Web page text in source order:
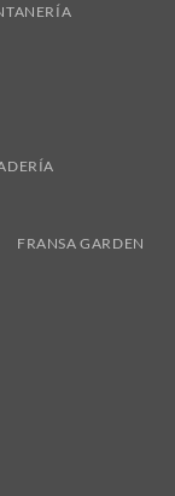
FRANSA GARDEN